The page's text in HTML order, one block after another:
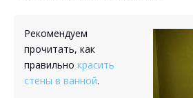
Рекомендуем
прочитать, как
правильно красить
стены в ванной.